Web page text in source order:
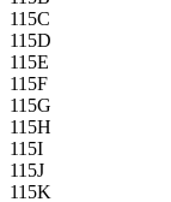
115C
115D
115E
115F
115G
115H
115I
115J
115K